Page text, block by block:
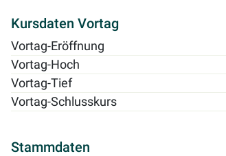
Kursdaten Vortag
Vortag-Eröffnung
Vortag-Hoch
Vortag-Tief
Vortag-Schlusskurs
Stammdaten